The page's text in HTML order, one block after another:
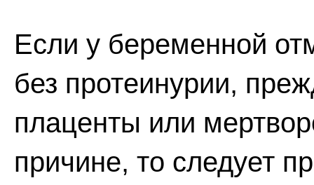
Если у беременной
без протеинурии,
плаценты или
причине, то следует